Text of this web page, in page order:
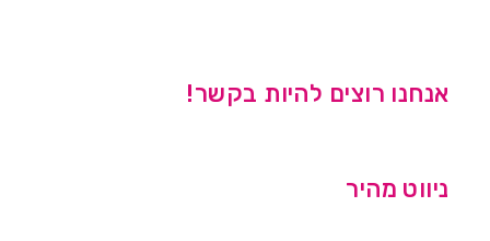
אנחנו רוצים להיות בקשר!
ניווט מהיר